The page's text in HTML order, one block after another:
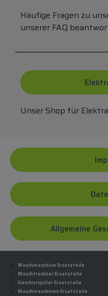
Häufige Fragen zu
unserer FAQ
Unser Shop für
Allgemeine
Waschmaschine Ersatzteile
Waschtrockner Ersatzteile
Geschirrspüler Ersatzteile
Waschmaschinen Ersatzteile